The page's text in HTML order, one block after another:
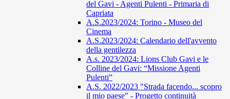
del Gavi - Agenti Pulenti - Primaria di
Capriata
A.S.2023/2024: Torino - Museo del
Cinema
A.S.2023/2024: Calendario dell'avvento
della gentilezza
A.s. 2023/2024: Lions Club Gavi e le
Colline del Gavi: “Missione Agenti
Pulenti”
A.S. 2022/2023 "Strada facendo... scopro
il mio paese" - Progetto continuità